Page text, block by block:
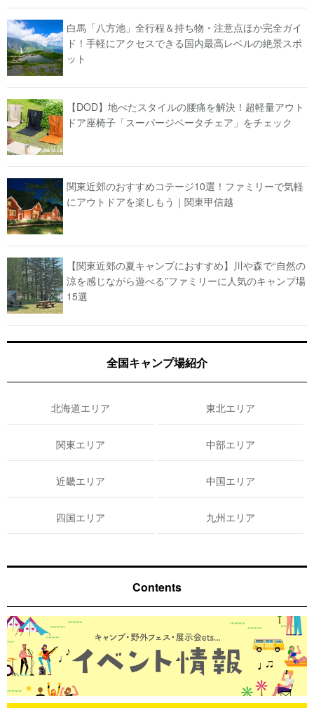
白馬「八方池」全行程＆持ち物・注意点ほか完全ガイ
ド！手軽にアクセスできる国内最高レベルの絶景スポ
ット
【DOD】地べたスタイルの腰痛を解決！超軽量アウト
ドア座椅子「スーパージベータチェア」をチェック
関東近郊のおすすめコテージ10選！ファミリーで気軽
にアウトドアを楽しもう｜関東甲信越
【関東近郊の夏キャンプにおすすめ】川や森で“自然の
涼を感じながら遊べる”ファミリーに人気のキャンプ場
15選
全国キャンプ場紹介
北海道エリア 東北エリア
関東エリア 中部エリア
近畿エリア 中国エリア
四国エリア 九州エリア
Contents